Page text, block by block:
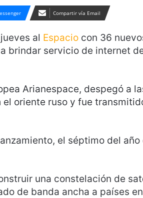
Compartir vía Email
al Espacio con 36
brindar servicio de internet
Arianespace, despegó a
oriente ruso y fue
el séptimo del
una constelación de
de banda ancha a países